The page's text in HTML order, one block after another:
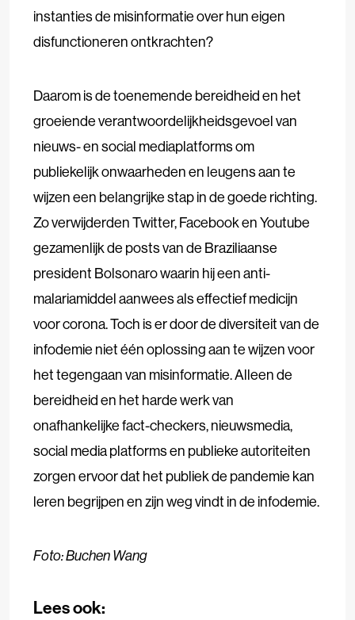
instanties de misinformatie over hun eigen
disfunctioneren ontkrachten?
Daarom is de toenemende bereidheid en het
groeiende verantwoordelijkheidsgevoel van
nieuws- en social mediaplatforms om
publiekelijk onwaarheden en leugens aan te
wijzen een belangrijke stap in de goede richting.
Zo verwijderden Twitter, Facebook en Youtube
gezamenlijk de posts van de Braziliaanse
president Bolsonaro waarin hij een anti-
malariamiddel aanwees als effectief medicijn
voor corona. Toch is er door de diversiteit van de
infodemie niet één oplossing aan te wijzen voor
het tegengaan van misinformatie. Alleen de
bereidheid en het harde werk van
onafhankelijke fact-checkers, nieuwsmedia,
social media platforms en publieke autoriteiten
zorgen ervoor dat het publiek de pandemie kan
leren begrijpen en zijn weg vindt in de infodemie.
Foto: Buchen Wang
Lees ook: